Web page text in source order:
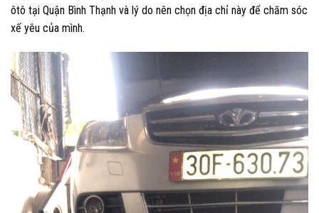
ôtô tại Quận Bình Thạnh và lý do nên chọn địa chỉ này để chăm sóc
xế yêu của mình.